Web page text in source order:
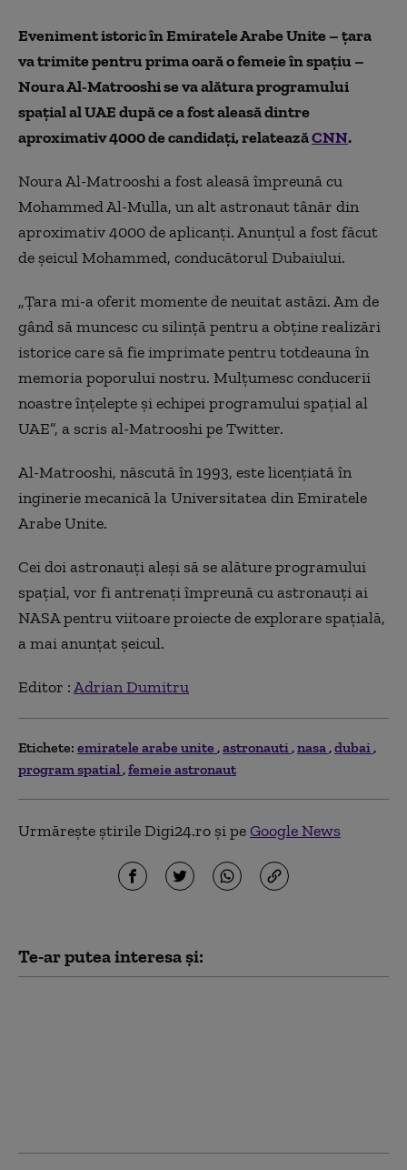
Eveniment istoric în Emiratele Arabe Unite – țara
va trimite pentru prima oară o femeie în spațiu –
Noura Al-Matrooshi se va alătura programului
spațial al UAE după ce a fost aleasă dintre
aproximativ 4000 de candidați, relateazăCNN.
Noura Al-Matrooshi a fost aleasă împreună cu
Mohammed Al-Mulla, un alt astronaut tânăr din
aproximativ 4000 de aplicanți. Anunțul a fost făcut
de șeicul Mohammed, conducătorul Dubaiului.
„Țara mi-a oferit momente de neuitat astăzi. Am de
gând să muncesc cu silință pentru a obține realizări
istorice care să fie imprimate pentru totdeauna în
memoria poporului nostru. Mulțumesc conducerii
noastre înțelepte și echipei programului spațial al
UAE”, a scris al-Matrooshi pe Twitter.
Al-Matrooshi, născută în 1993, este licențiată în
inginerie mecanică la Universitatea din Emiratele
Arabe Unite.
Cei doi astronauți aleși să se alăture programului
spațial, vor fi antrenați împreună cu astronauți ai
NASA pentru viitoare proiecte de explorare spațială,
a mai anunțat șeicul.
Editor :Adrian Dumitru
Etichete: emiratele arabe unite astronauti nasa dubai
program spatial femeie astronaut
Urmărește știrile Digi24.ro și peGoogle News
Te-ar putea interesa și: